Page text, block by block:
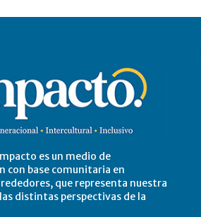
es un medio de
con base comunitaria en
que representa nuestra
distintas perspectivas de la